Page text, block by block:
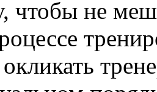
чтобы не